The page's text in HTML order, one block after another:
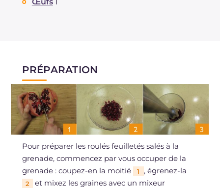
PRÉPARATION
Pour préparer les roulés feuilletés salés à la
grenade, commencez par vous occuper de la
grenade : coupez-en la moitié
1 , égrenez-la
2
et mixez les graines avec un mixeur